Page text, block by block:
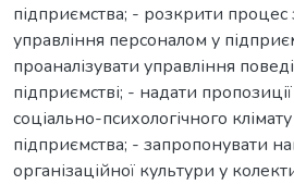
підприємства; - розкрити процес
управління персоналом у
проаналізувати управління
підприємстві; - надати
соціально-психологічного
підприємства; - запропонувати
організаційної культури у